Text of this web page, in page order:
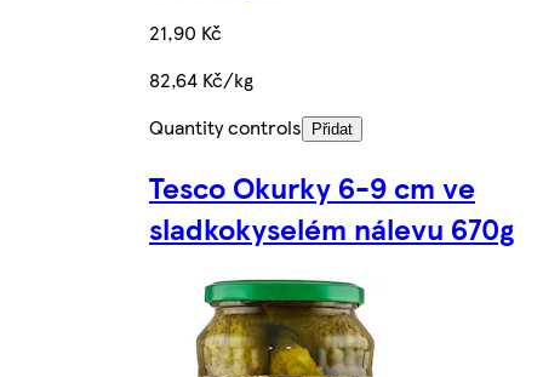
21,90 Kč
82,64 Kč/kg
Quantity controls
Přidat
Tesco Okurky 6-9 cm ve
sladkokyselém nálevu 670g